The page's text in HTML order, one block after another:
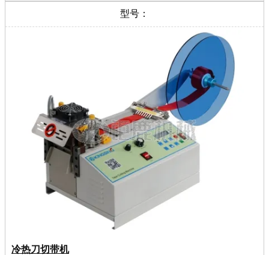
型号：
冷热刀切带机